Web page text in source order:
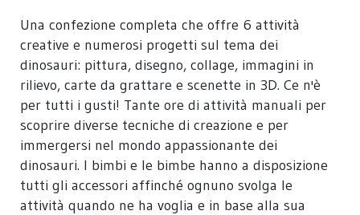
Una confezione completa che offre 6 attività
creative e numerosi progetti sul tema dei
dinosauri: pittura, disegno, collage, immagini in
rilievo, carte da grattare e scenette in 3D. Ce n'è
per tutti i gusti! Tante ore di attività manuali per
scoprire diverse tecniche di creazione e per
immergersi nel mondo appassionante dei
dinosauri. I bimbi e le bimbe hanno a disposizione
tutti gli accessori affinché ognuno svolga le
attività quando ne ha voglia e in base alla sua